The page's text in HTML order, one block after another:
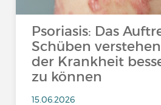
Psoriasis: Das
Schüben
der Krankheit
zu können
15.06.2026